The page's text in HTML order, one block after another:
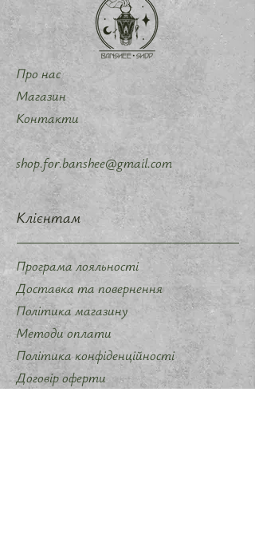
Про нас
Магазин
Контакти
shop.for.banshee@gmail.com
Клієнтам
Програма лояльності
Доставка та повернення
Політика магазину
Методи оплати
Політика конфіденційності
Договір оферти